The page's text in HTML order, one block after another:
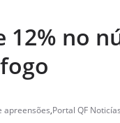
12% no
apreensões,Portal QF Noticías